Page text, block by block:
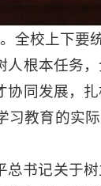
全校上下
根本任务
同发展，
教育的实
书记关于